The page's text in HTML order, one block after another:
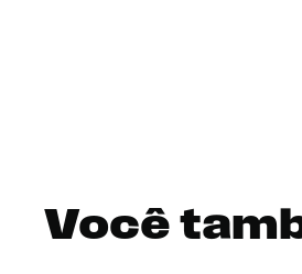
Você